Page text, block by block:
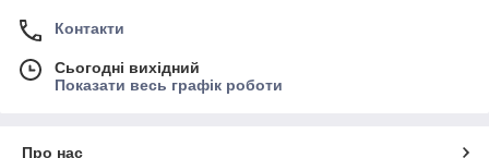
Контакти
Сьогодні вихідний
Показати весь графік роботи
Про нас